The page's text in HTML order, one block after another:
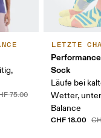
75.00
LETZTE
Sock
Läufe bei
Wetter,
Balance
CHF 18.00